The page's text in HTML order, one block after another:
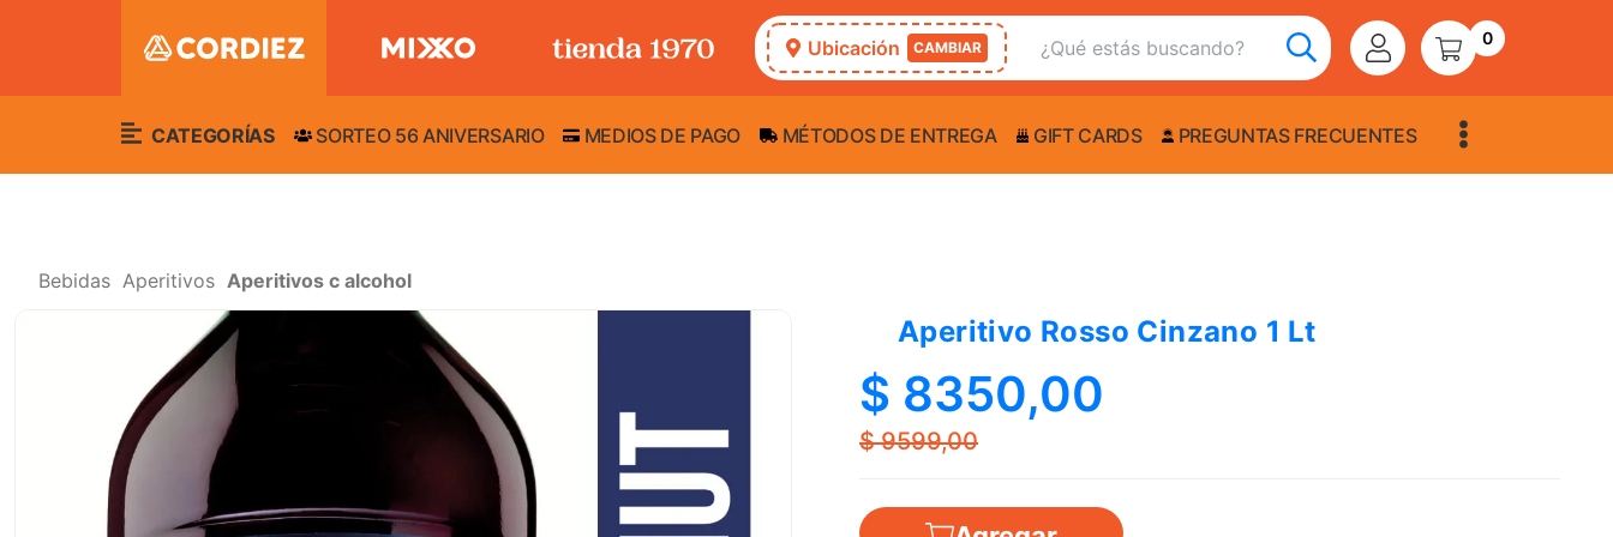
Ubicación CAMBIAR 0
CATEGORÍAS SORTEO 56 ANIVERSARIO MEDIOS DE PAGO MÉTODOS DE ENTREGA GIFT CARDS PREGUNTAS FRECUENTES
Bebidas Aperitivos Aperitivos c alcohol
Aperitivo Rosso Cinzano 1 Lt
$ 8350,00
$ 9599,00